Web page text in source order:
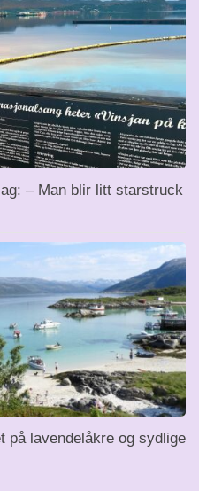
– Man blir litt starstruck
lavendelåkre og sydlige